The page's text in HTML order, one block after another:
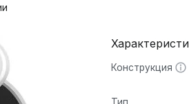
2-й этаж, 10
Конструкция